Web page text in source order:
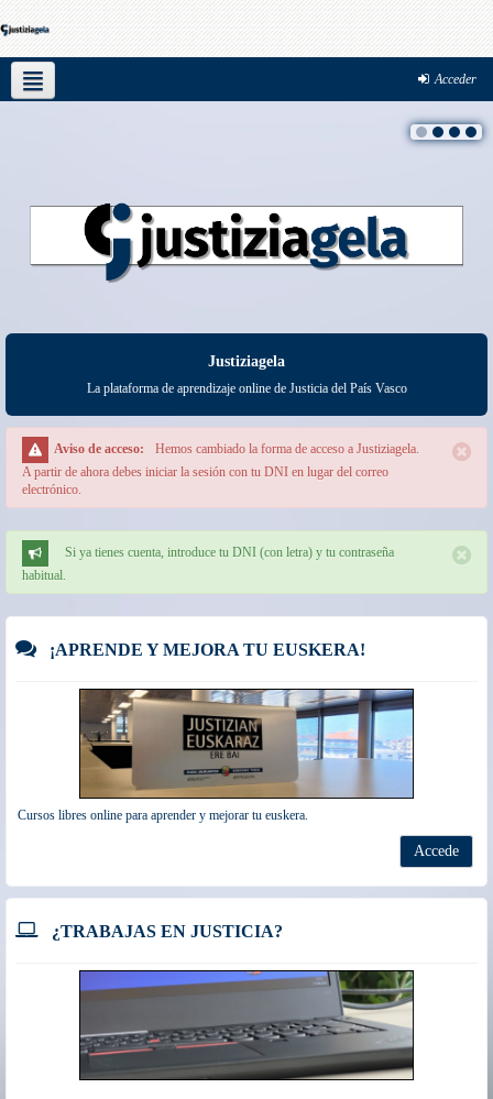
Acceder
Justiziagela
La plataforma de aprendizaje online de Justicia del País Vasco
Aviso de acceso:
Hemos cambiado la forma de acceso a Justiziagela.
A partir de ahora debes iniciar la sesión con tu DNI en lugar del correo
electrónico.
Si ya tienes cuenta, introduce tu DNI (con letra) y tu contraseña
habitual.
¡APRENDE Y MEJORA TU EUSKERA!
Cursos libres online para aprender y mejorar tu euskera.
Accede
¿TRABAJAS EN JUSTICIA?